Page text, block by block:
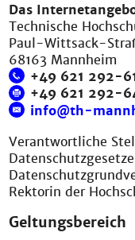
Das
Technische
Paul-Wittsack-
68163 Mannheim
+49 621 292-
+49 621 292-
info@th-
Verantwortliche
Rektorin der
Geltungsbereich